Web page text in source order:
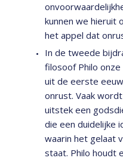
kunnen we hieruit
het appel dat
In de tweede
filosoof Philo
uit de eerste
onrust. Vaak
uitstek een
die een duidelijke
waarin het gelaat
staat. Philo houdt